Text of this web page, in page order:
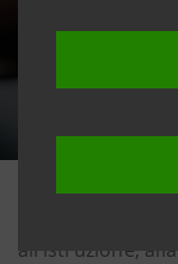
Nell’impegno di
all’istruzione,